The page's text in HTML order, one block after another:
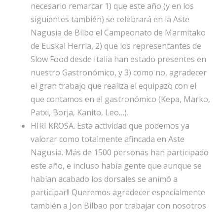
necesario remarcar 1) que este año (y en los
siguientes también) se celebrará en la Aste
Nagusia de Bilbo el Campeonato de Marmitako
de Euskal Herria, 2) que los representantes de
Slow Food desde Italia han estado presentes en
nuestro Gastronómico, y 3) como no, agradecer
el gran trabajo que realiza el equipazo con el
que contamos en el gastronómico (Kepa, Marko,
Patxi, Borja, Kanito, Leo…).
HIRI KROSA. Esta actividad que podemos ya
valorar como totalmente afincada en Aste
Nagusia. Más de 1500 personas han participado
este año, e incluso había gente que aunque se
habían acabado los dorsales se animó a
participar!! Queremos agradecer especialmente
también a Jon Bilbao por trabajar con nosotros